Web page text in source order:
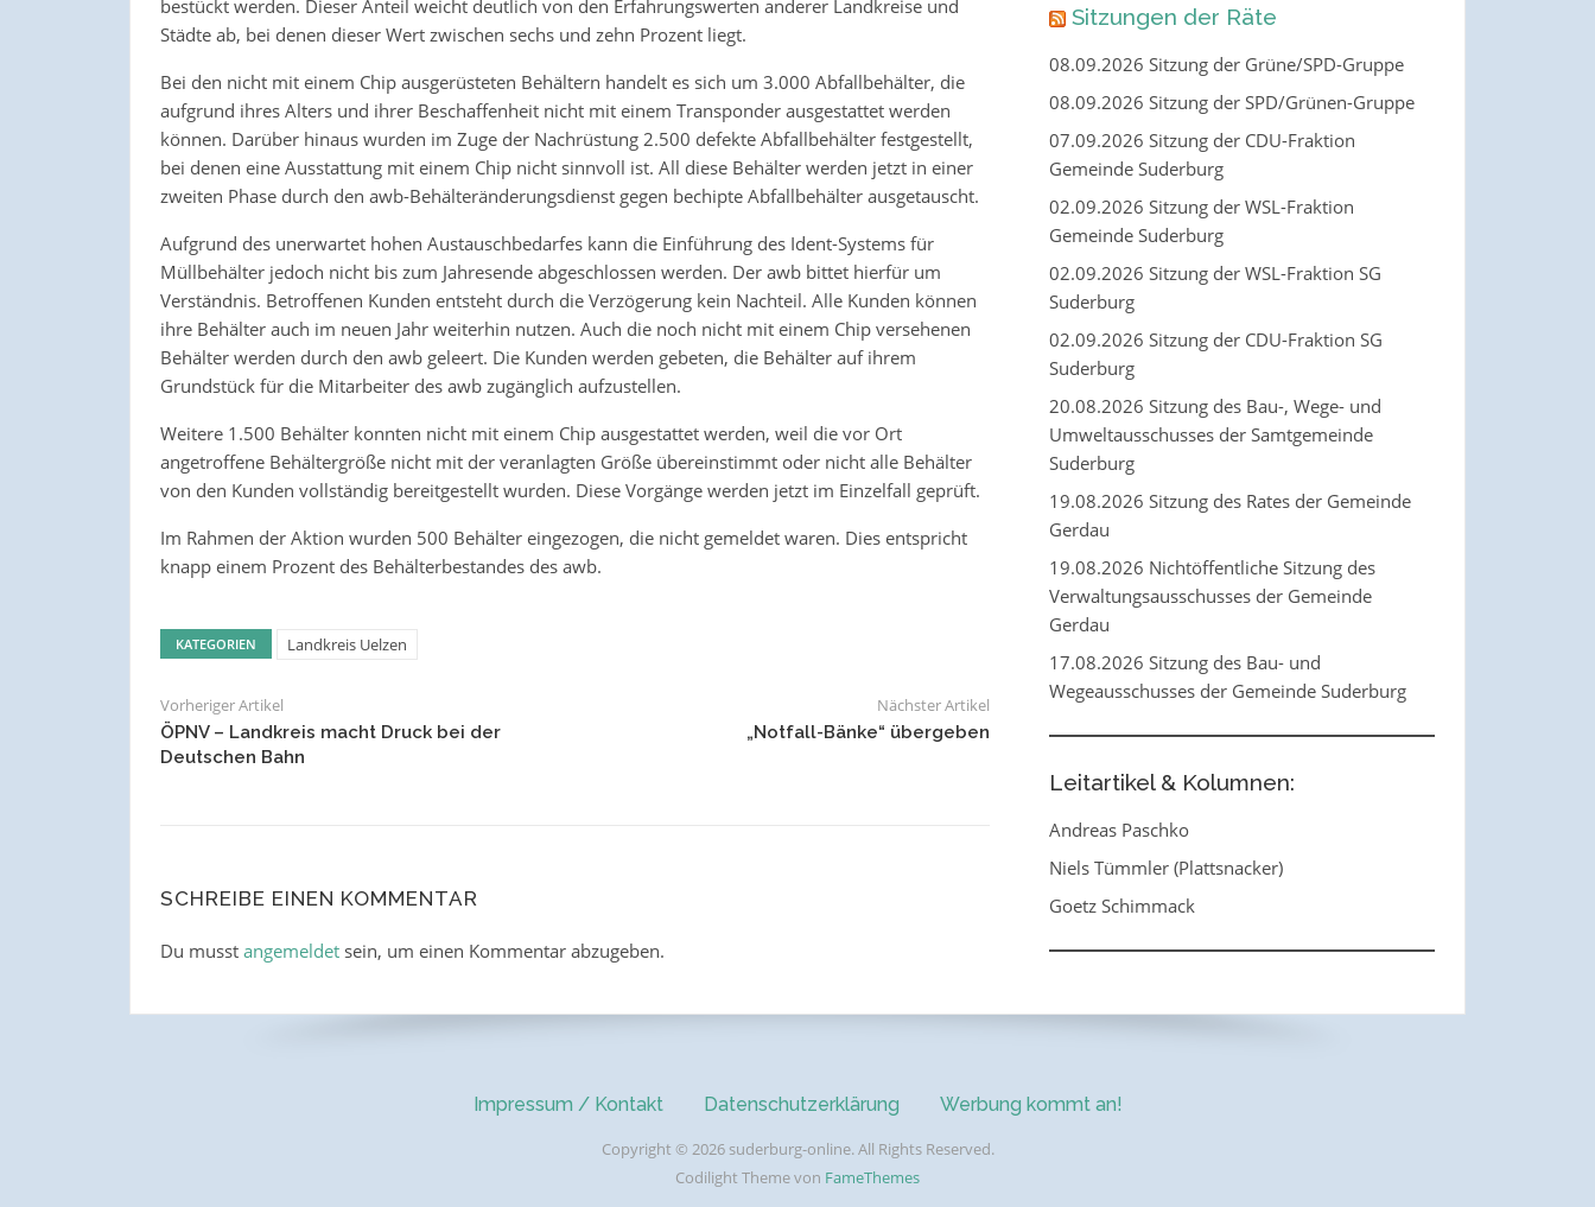
bestückt werden. Dieser Anteil weicht deutlich von den Erfahrungswerten anderer Landkreise und
Städte ab, bei denen dieser Wert zwischen sechs und zehn Prozent liegt.
Bei den nicht mit einem Chip ausgerüsteten Behältern handelt es sich um 3.000 Abfallbehälter, die
aufgrund ihres Alters und ihrer Beschaffenheit nicht mit einem Transponder ausgestattet werden
können. Darüber hinaus wurden im Zuge der Nachrüstung 2.500 defekte Abfallbehälter festgestellt,
bei denen eine Ausstattung mit einem Chip nicht sinnvoll ist. All diese Behälter werden jetzt in einer
zweiten Phase durch den awb-Behälteränderungsdienst gegen bechipte Abfallbehälter ausgetauscht.
Aufgrund des unerwartet hohen Austauschbedarfes kann die Einführung des Ident-Systems für
Müllbehälter jedoch nicht bis zum Jahresende abgeschlossen werden. Der awb bittet hierfür um
Verständnis. Betroffenen Kunden entsteht durch die Verzögerung kein Nachteil. Alle Kunden können
ihre Behälter auch im neuen Jahr weiterhin nutzen. Auch die noch nicht mit einem Chip versehenen
Behälter werden durch den awb geleert. Die Kunden werden gebeten, die Behälter auf ihrem
Grundstück für die Mitarbeiter des awb zugänglich aufzustellen.
Weitere 1.500 Behälter konnten nicht mit einem Chip ausgestattet werden, weil die vor Ort
angetroffene Behältergröße nicht mit der veranlagten Größe übereinstimmt oder nicht alle Behälter
von den Kunden vollständig bereitgestellt wurden. Diese Vorgänge werden jetzt im Einzelfall geprüft.
Im Rahmen der Aktion wurden 500 Behälter eingezogen, die nicht gemeldet waren. Dies entspricht
knapp einem Prozent des Behälterbestandes des awb.
KATEGORIEN Landkreis Uelzen
Vorheriger Artikel
ÖPNV – Landkreis macht Druck bei der
Deutschen Bahn
Nächster Artikel
„Notfall-Bänke“ übergeben
SCHREIBE EINEN KOMMENTAR
Du musst angemeldetsein, um einen Kommentar abzugeben.
Sitzungen der Räte
08.09.2026 Sitzung der Grüne/SPD-Gruppe
08.09.2026 Sitzung der SPD/Grünen-Gruppe
07.09.2026 Sitzung der CDU-Fraktion
Gemeinde Suderburg
02.09.2026 Sitzung der WSL-Fraktion
Gemeinde Suderburg
02.09.2026 Sitzung der WSL-Fraktion SG
Suderburg
02.09.2026 Sitzung der CDU-Fraktion SG
Suderburg
20.08.2026 Sitzung des Bau-, Wege- und
Umweltausschusses der Samtgemeinde
Suderburg
19.08.2026 Sitzung des Rates der Gemeinde
Gerdau
19.08.2026 Nichtöffentliche Sitzung des
Verwaltungsausschusses der Gemeinde
Gerdau
17.08.2026 Sitzung des Bau- und
Wegeausschusses der Gemeinde Suderburg
Leitartikel & Kolumnen:
Andreas Paschko
Niels Tümmler (Plattsnacker)
Goetz Schimmack
Impressum / Kontakt Datenschutzerklärung Werbung kommt an!
Copyright © 2026 suderburg-online. All Rights Reserved.
Codilight Theme von FameThemes